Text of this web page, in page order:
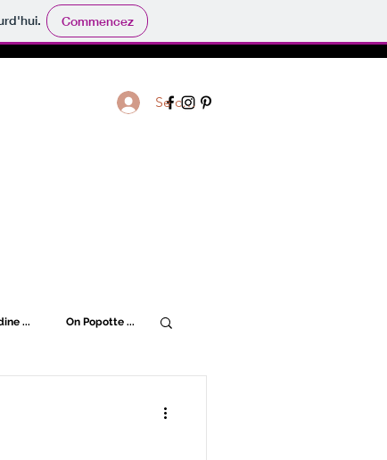
Commencez
Se connecter
... On Popotte ...